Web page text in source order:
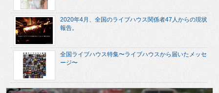
2020年4月、全国のライブハウス関係者47人からの現状
報告。
全国ライブハウス特集〜ライブハウスから届いたメッセ
ージ〜